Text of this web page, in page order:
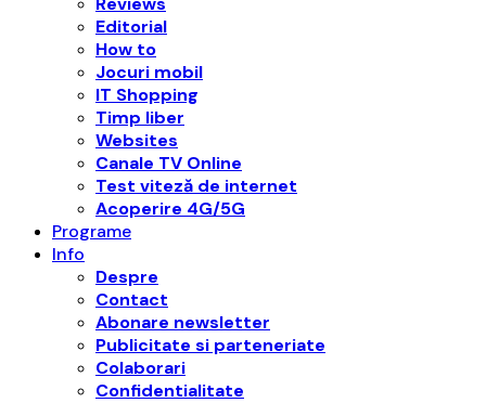
Editorial
How to
Jocuri mobil
IT Shopping
Timp liber
Websites
Canale TV Online
Test viteză de internet
Acoperire 4G/5G
Programe
Info
Despre
Contact
Abonare newsletter
Publicitate si parteneriate
Colaborari
Confidentialitate